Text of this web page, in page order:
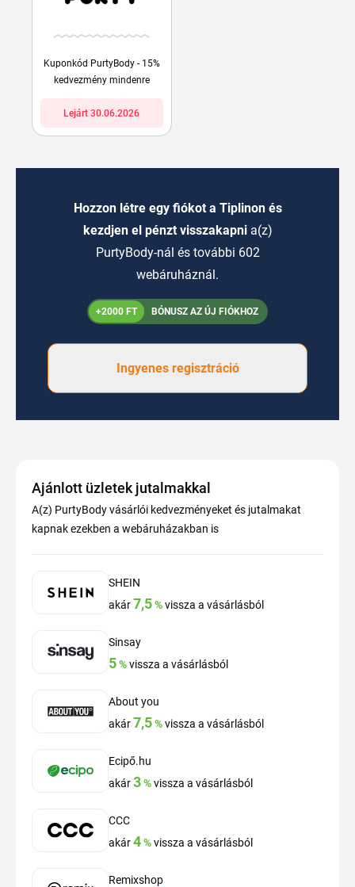
Kuponkód PurtyBody - 15%
kedvezmény mindenre
Lejárt 30.06.2026
Hozzon létre egy fiókot a Tiplinon és
kezdjen el pénzt visszakapni a(z)
PurtyBody-nál és további 602
webáruháznál.
+2000 FT BÓNUSZ AZ ÚJ FIÓKHOZ
Ingyenes regisztráció
Ajánlott üzletek jutalmakkal
A(z) PurtyBody vásárlói kedvezményeket és jutalmakat
kapnak ezekben a webáruházakban is
SHEIN
akár7,5%vissza a vásárlásból
Sinsay
5%vissza a vásárlásból
About you
akár7,5%vissza a vásárlásból
Ecipő.hu
akár3%vissza a vásárlásból
CCC
akár4%vissza a vásárlásból
Remixshop